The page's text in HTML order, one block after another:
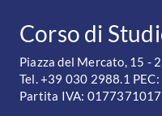
CONTATTI
Corso di
Piazza del Mercato, 15 -
Tel. +39 030 2988.1 PEC:
Partita IVA: